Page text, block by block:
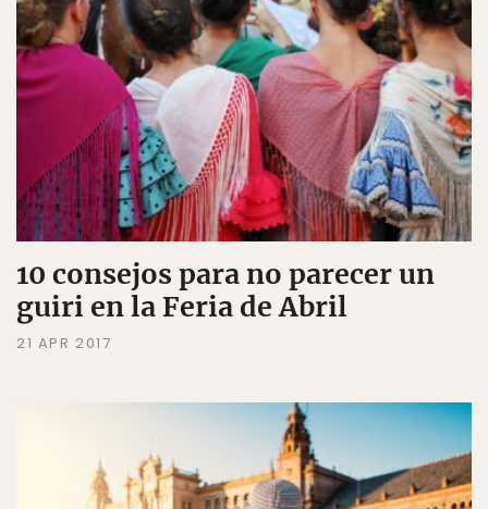
10 consejos para no parecer un
guiri en la Feria de Abril
21 APR 2017